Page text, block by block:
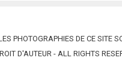
PHOTOGRAPHIES DE CE SITE
D'AUTEUR - ALL RIGHTS